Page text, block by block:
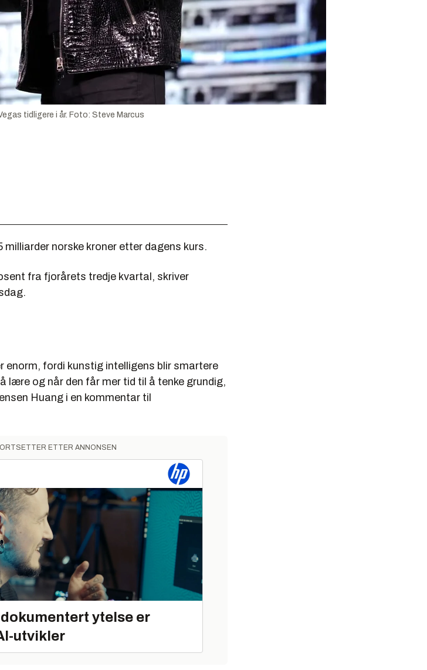
tidligere i år. Foto: Steve Marcus
norske kroner etter dagens kurs.
fra fjorårets tredje kvartal, skriver
enorm, fordi kunstig intelligens blir smartere
lære og når den får mer tid til å tenke grundig,
Huang i en kommentar til
ETTER ANNONSEN
ytelse er
utvikler